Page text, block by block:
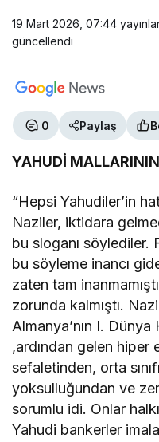
19 Mart 2026, 07:44
güncellendi
0 Paylaş
YAHUDİ
“Hepsi Yahudiler’in
Naziler, iktidara
bu sloganı söylediler.
bu söyleme inancı
zaten tam
zorunda kalmıştı.
Almanya’nın I.
,ardından gelen
sefaletinden, orta
yoksulluğundan ve
sorumlu idi. Onlar
Yahudi bankerler